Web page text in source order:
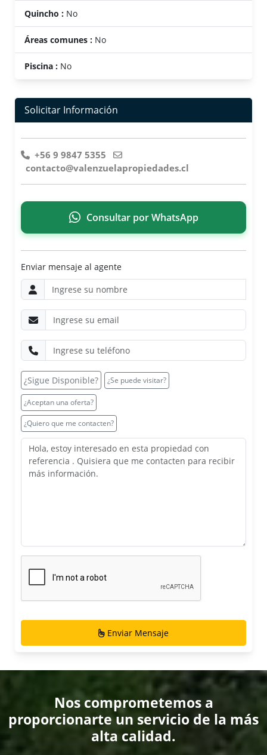
Quincho : No
Áreas comunes : No
Piscina : No
Solicitar Información
+56 9 9847 5355
contacto@valenzuelapropiedades.cl
Consultar por WhatsApp
Enviar mensaje al agente
¿Sigue Disponible? ¿Se puede visitar?
¿Aceptan una oferta?
¿Quiero que me contacten?
Enviar Mensaje
Nos comprometemos a
proporcionarte un servicio de la más
alta calidad.